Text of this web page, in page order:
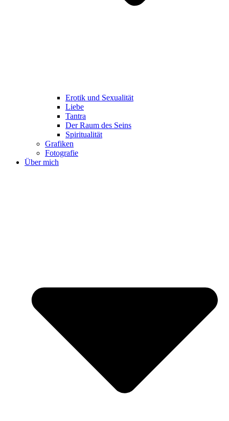
Erotik und Sexualität
Liebe
Tantra
Der Raum des Seins
Spiritualität
Grafiken
Fotografie
Über mich